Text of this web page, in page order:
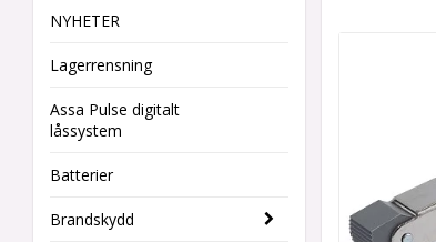
NYHETER
Lagerrensning
Assa Pulse digitalt
låssystem
Batterier
Brandskydd